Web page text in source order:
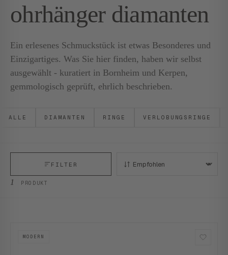
ohrhänger diamanten
Ein erlesenes Schmuckstück ist etwas Besonderes und
Einzigartiges. Was Sie hier finden, haben wir selbst
ausgewählt - kuratiert in Bornheim und Kerpen,
gemmologisch geprüft, ehrlich beschrieben.
ALLE DIAMANTEN RINGE VERLOBUNGSRINGE
1 PRODUKT
FILTER SORTIEREN:
MODERN